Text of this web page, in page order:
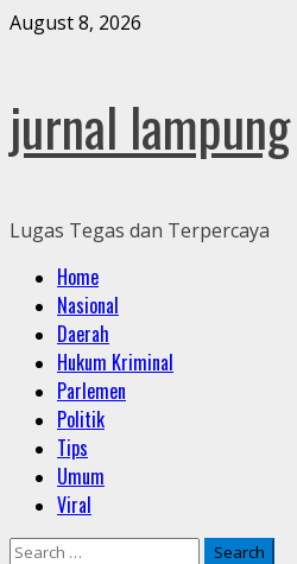
Skip
August 8, 2026
jurnal lampung
Lugas Tegas dan Terpercaya
Primary
Menu
Home
Nasional
Daerah
Hukum Kriminal
Parlemen
Politik
Tips
Umum
Viral
Search